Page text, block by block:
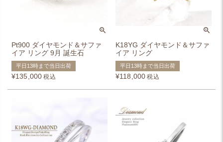
Pt900 ダイヤモンド＆サファ
イア リング 9月 誕生石
平日13時まで当日出荷
¥135,000 税込
K18YG ダイヤモンド＆サファ
イア リング
平日13時まで当日出荷
¥118,000 税込